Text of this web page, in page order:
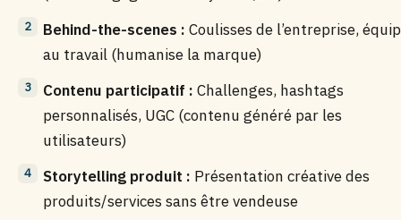
Behind-the-scenes : Coulisses de l’entreprise,
au travail (humanise la marque)
Contenu participatif : Challenges, hashtags
personnalisés, UGC (contenu généré par les
utilisateurs)
Storytelling produit : Présentation créative des
produits/services sans être vendeuse